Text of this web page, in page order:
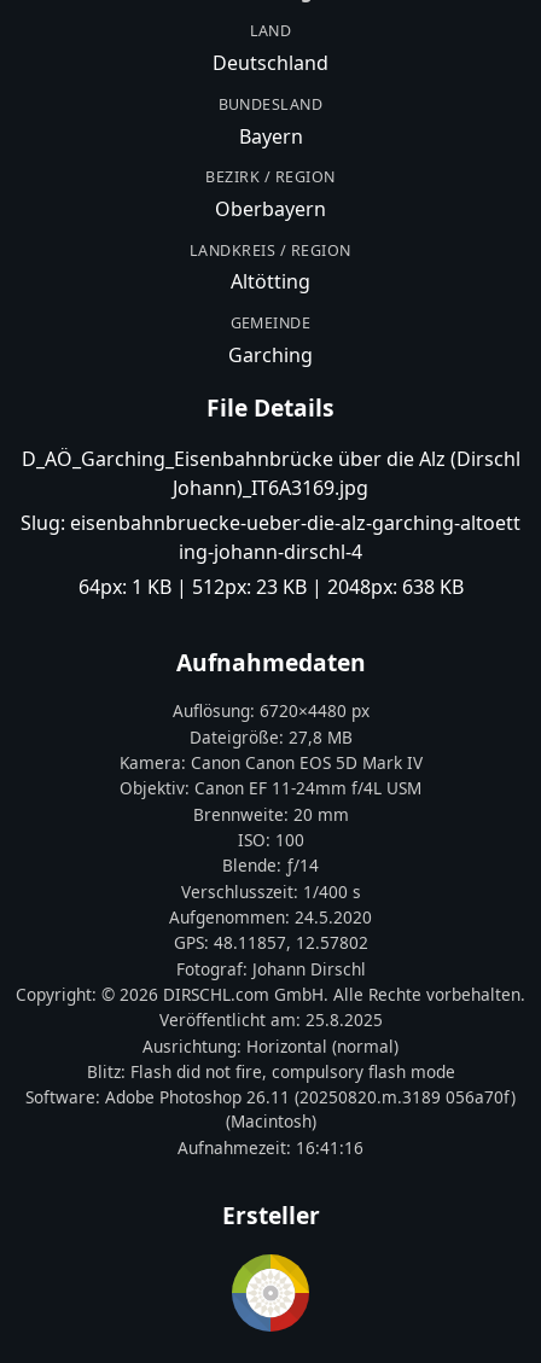
LAND
Deutschland
BUNDESLAND
Bayern
BEZIRK / REGION
Oberbayern
LANDKREIS / REGION
Altötting
GEMEINDE
Garching
File Details
D_AÖ_Garching_Eisenbahnbrücke über die Alz (Dirschl
Johann)_IT6A3169.jpg
Slug: eisenbahnbruecke-ueber-die-alz-garching-altoett
ing-johann-dirschl-4
64px: 1 KB| 512px: 23 KB| 2048px: 638 KB
Aufnahmedaten
Auflösung: 6720×4480 px
Dateigröße: 27,8 MB
Kamera: CanonCanon EOS 5D Mark IV
Objektiv: Canon EF 11-24mm f/4L USM
Brennweite: 20 mm
ISO: 100
Blende: ƒ/14
Verschlusszeit: 1/400 s
Aufgenommen: 24.5.2020
GPS: 48.11857, 12.57802
Fotograf: Johann Dirschl
Copyright: © 2026 DIRSCHL.com GmbH. Alle Rechte vorbehalten.
Veröffentlicht am: 25.8.2025
Ausrichtung: Horizontal (normal)
Blitz: Flash did not fire, compulsory flash mode
Software: Adobe Photoshop 26.11 (20250820.m.3189 056a70f)
(Macintosh)
Aufnahmezeit: 16:41:16
Ersteller